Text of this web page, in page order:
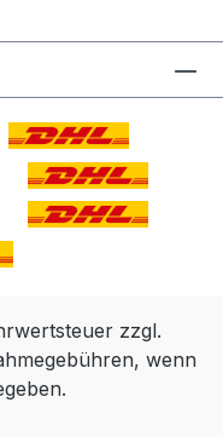
zzgl.
wenn